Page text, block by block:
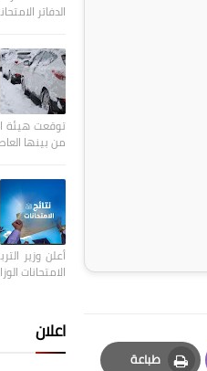
طباعة
الدفاتر
توقعت هيئة
من بينها العاصمة بغداد ⁦🌨️⁩
أعلن وزير
الامتحانات
اعلان